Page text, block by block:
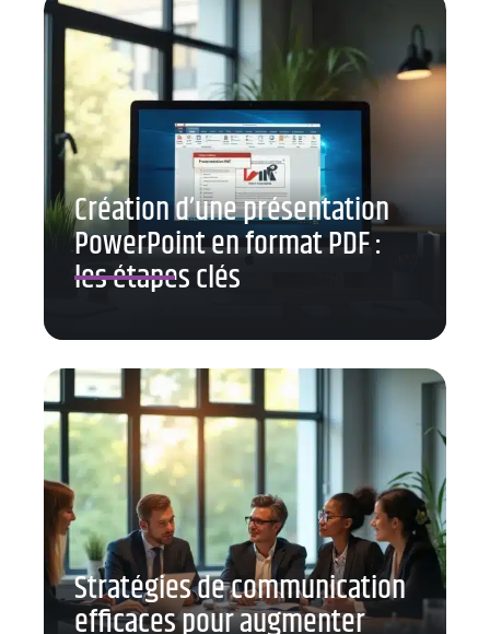
Création d’une présentation
PowerPoint en format PDF :
les étapes clés
Stratégies de communication
efficaces pour augmenter